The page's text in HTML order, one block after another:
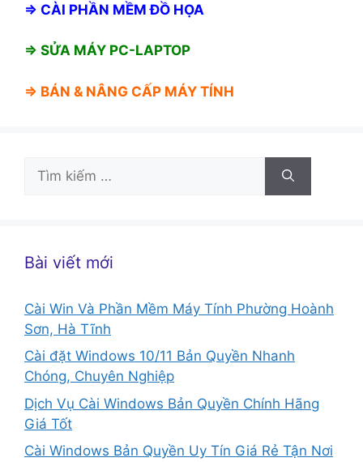
⇒ CÀI PHẦN MỀM ĐỒ HỌA
⇒ SỬA MÁY PC-LAPTOP
⇒ BÁN & NÂNG CẤP MÁY TÍNH
Tìm
kiếm
Bài viết mới
Cài Win Và Phần Mềm Máy Tính Phường Hoành
Sơn, Hà Tĩnh
Cài đặt Windows 10/11 Bản Quyền Nhanh
Chóng, Chuyên Nghiệp
Dịch Vụ Cài Windows Bản Quyền Chính Hãng
Giá Tốt
Cài Windows Bản Quyền Uy Tín Giá Rẻ Tận Nơi